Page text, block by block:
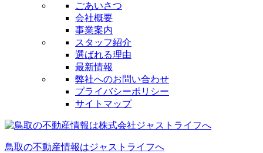
ごあいさつ
会社概要
事業案内
スタッフ紹介
選ばれる理由
最新情報
弊社へのお問い合わせ
プライバシーポリシー
サイトマップ
鳥取の不動産情報はジャストライフへ